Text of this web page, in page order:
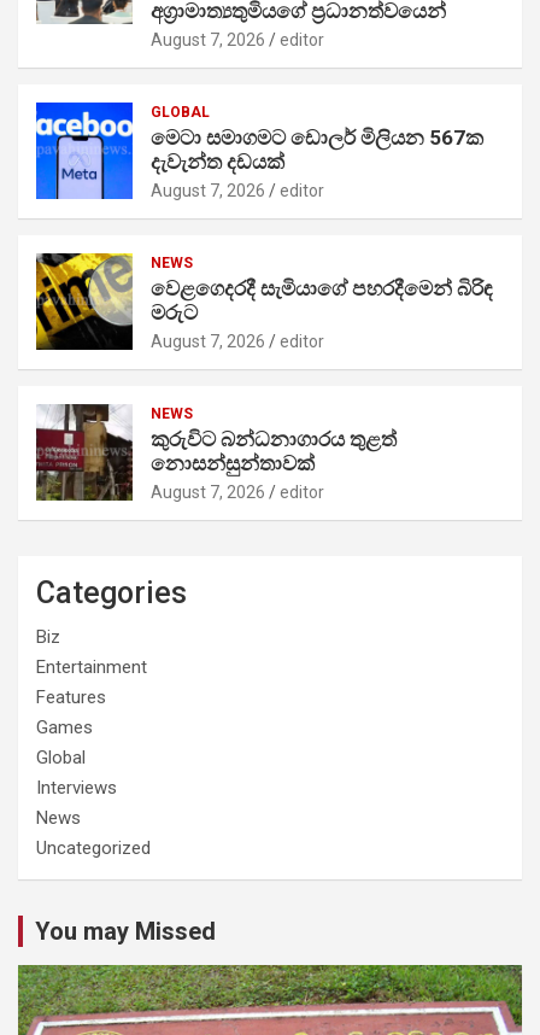
අග්‍රාමාත්‍යතුමියගේ ප්‍රධානත්වයෙන්
August 7, 2026 editor
GLOBAL
මෙටා සමාගමට ඩොලර් මිලියන 567ක
දැවැන්ත දඩයක්
August 7, 2026 editor
NEWS
වෙළගෙදරදී සැමියාගේ පහරදීමෙන් බිරිඳ
මරුට
August 7, 2026 editor
NEWS
කුරුවිට බන්ධනාගාරය තුළත්
නොසන්සුන්තාවක්
August 7, 2026 editor
Categories
Biz
Entertainment
Features
Games
Global
Interviews
News
Uncategorized
You may Missed